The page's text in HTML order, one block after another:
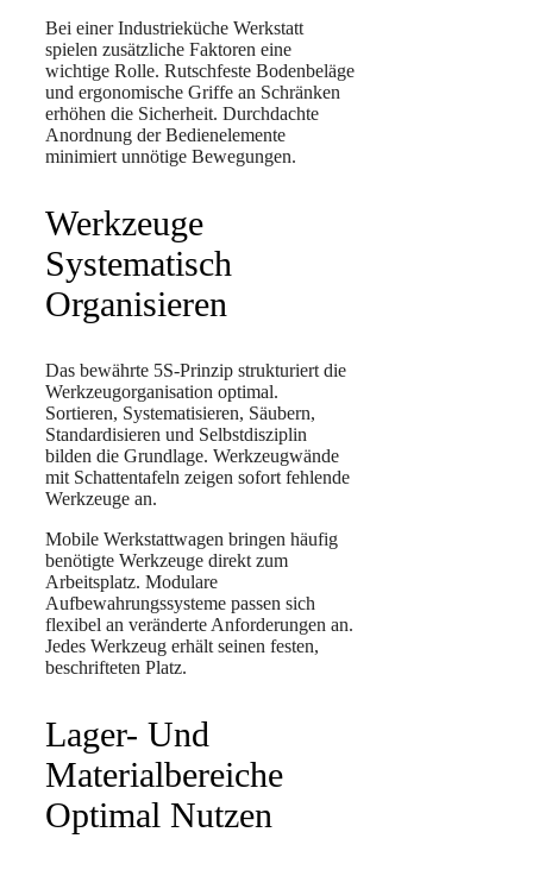
Bei einer Industrieküche Werkstatt
spielen zusätzliche Faktoren eine
wichtige Rolle. Rutschfeste Bodenbeläge
und ergonomische Griffe an Schränken
erhöhen die Sicherheit. Durchdachte
Anordnung der Bedienelemente
minimiert unnötige Bewegungen.
Werkzeuge
Systematisch
Organisieren
Das bewährte 5S-Prinzip strukturiert die
Werkzeugorganisation optimal.
Sortieren, Systematisieren, Säubern,
Standardisieren und Selbstdisziplin
bilden die Grundlage. Werkzeugwände
mit Schattentafeln zeigen sofort fehlende
Werkzeuge an.
Mobile Werkstattwagen bringen häufig
benötigte Werkzeuge direkt zum
Arbeitsplatz. Modulare
Aufbewahrungssysteme passen sich
flexibel an veränderte Anforderungen an.
Jedes Werkzeug erhält seinen festen,
beschrifteten Platz.
Lager- Und
Materialbereiche
Optimal Nutzen